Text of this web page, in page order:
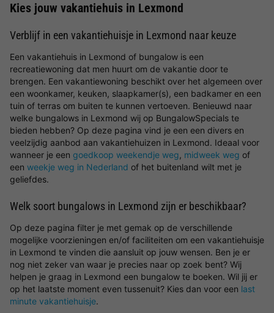
Kies jouw vakantiehuis in Lexmond
Verblijf in een vakantiehuisje in Lexmond naar keuze
Een vakantiehuis in Lexmond of bungalow is een
recreatiewoning dat men huurt om de vakantie door te
brengen. Een vakantiewoning beschikt over het algemeen over
een woonkamer, keuken, slaapkamer(s), een badkamer en een
tuin of terras om buiten te kunnen vertoeven. Benieuwd naar
welke bungalows in Lexmond wij op BungalowSpecials te
bieden hebben? Op deze pagina vind je een een divers en
veelzijdig aanbod aan vakantiehuizen in Lexmond. Ideaal voor
wanneer je een goedkoop weekendje weg, midweek weg of
een weekje weg in Nederland of het buitenland wilt met je
geliefdes.
Welk soort bungalows in Lexmond zijn er beschikbaar?
Op deze pagina filter je met gemak op de verschillende
mogelijke voorzieningen en/of faciliteiten om een vakantiehuisje
in Lexmond te vinden die aansluit op jouw wensen. Ben je er
nog niet zeker van waar je precies naar op zoek bent? Wij
helpen je graag in Lexmond een bungalow te boeken. Wil jij er
op het laatste moment even tussenuit? Kies dan voor een last
minute vakantiehuisje.